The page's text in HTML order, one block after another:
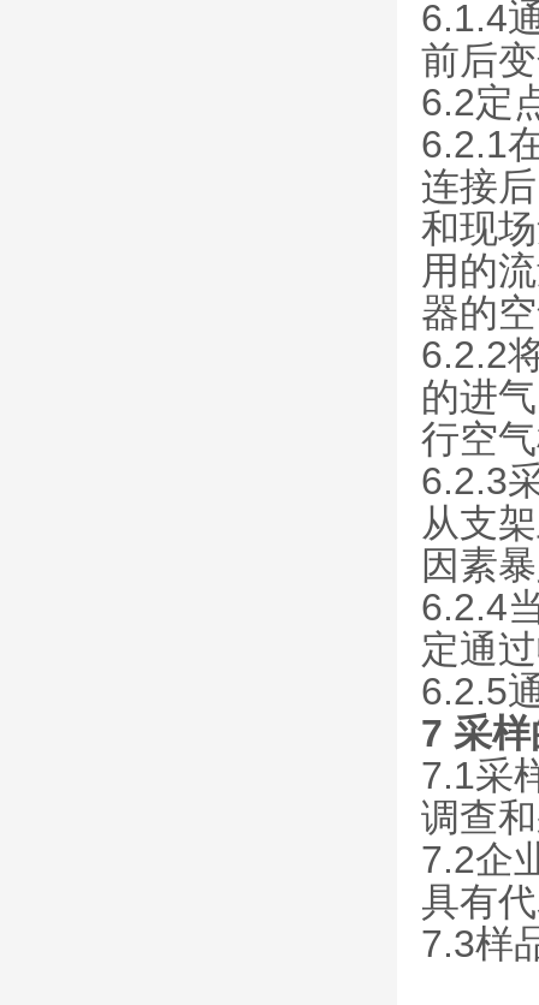
6.1.4
前后
6.2定
6.2.1
连接
和现
用的
器的
6.2.2
的进
行空
6.2.3
从支
因素
6.2.4
定通
6.2.5
7 采
7.1采
调查
7.2企
具有
7.3样